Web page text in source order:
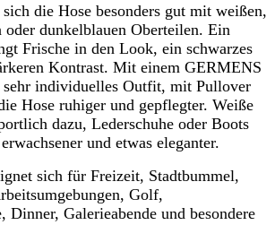
die Hose besonders gut mit weißen,
oder dunkelblauen Oberteilen. Ein
Frische in den Look, ein schwarzes
Kontrast. Mit einem GERMENS
sehr individuelles Outfit, mit Pullover
Hose ruhiger und gepflegter. Weiße
dazu, Lederschuhe oder Boots
und etwas eleganter.
sich für Freizeit, Stadtbummel,
Golf,
Dinner, Galerieabende und besondere